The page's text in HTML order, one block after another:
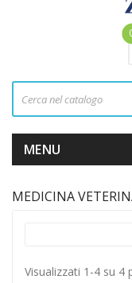
MENU
MEDICINA
Visualizzati 1-4 su 4